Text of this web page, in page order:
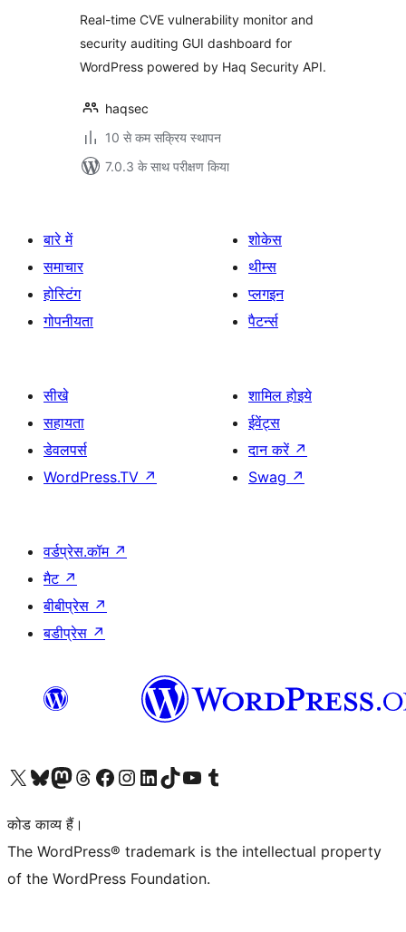
Real-time CVE vulnerability monitor and
security auditing GUI dashboard for
WordPress powered by Haq Security API.
haqsec
10 से कम सक्रिय स्थापन
7.0.3 के साथ परीक्षण किया
बारे में
समाचार
होस्टिंग
गोपनीयता
शोकेस
थीम्स
प्लगइन
पैटर्न्स
सीखे
सहायता
डेवलपर्स
WordPress.TV ↗
शामिल होइये
ईवेंट्स
दान करें ↗
Swag ↗
वर्डप्रेस.कॉम ↗
मैट ↗
बीबीप्रेस ↗
बडीप्रेस ↗
Visit our X (formerly Twitter) account
हमारे बलुस्की खाते पर जाएँVisit our Mastodon account
हमारे थ्रेड्स अकाउंट पर जाएंहमारे फेसबुक पेज पर जाएँहमारे इंस्टाग्राम अकाउंट पर जाएंहमारे लिंक्डइन खाते पर जाएँहमारे टिकटॉक खाते पर जाएँहमारे यूट्यूब चैनल पर जाएंहमारे Tumblr खाते पर जाएँ
कोड काव्य हैं।
The WordPress® trademark is the intellectual property
of the WordPress Foundation.